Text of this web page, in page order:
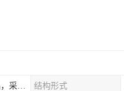
钢厂,化工,换热器,煤矿,热交换,石油,食品，采暖.供热.空调。 结构形式